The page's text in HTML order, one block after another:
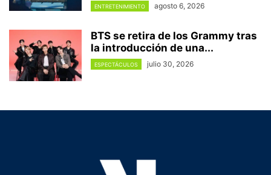
ENTRETENIMIENTO agosto 6, 2026
BTS se retira de los Grammy tras
la introducción de una...
ESPECTÁCULOS julio 30, 2026